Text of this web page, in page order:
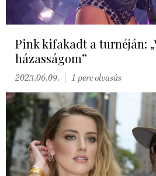
Pink kifakadt a turnéján:
házasságom”
2023.06.09. 1 perc olvasás